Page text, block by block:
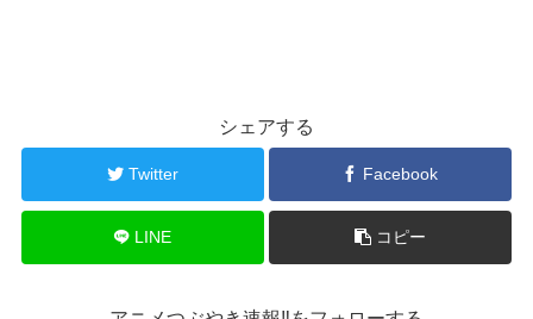
シェアする
Twitter Facebook
LINE コピー